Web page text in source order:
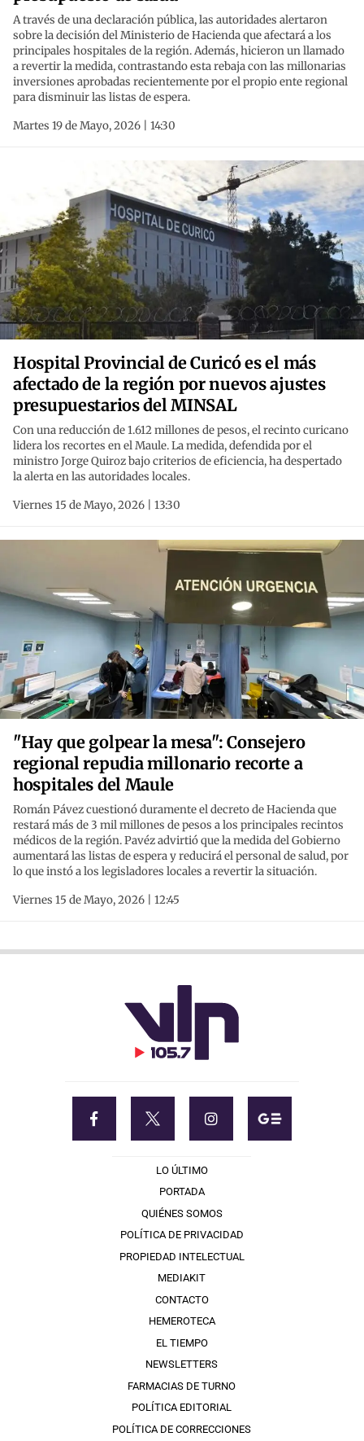
A través de una declaración pública, las autoridades alertaron
sobre la decisión del Ministerio de Hacienda que afectará a los
principales hospitales de la región. Además, hicieron un llamado
a revertir la medida, contrastando esta rebaja con las millonarias
inversiones aprobadas recientemente por el propio ente regional
para disminuir las listas de espera.
Martes 19 de Mayo, 2026 | 14:30
Hospital Provincial de Curicó es el más
afectado de la región por nuevos ajustes
presupuestarios del MINSAL
Con una reducción de 1.612 millones de pesos, el recinto curicano
lidera los recortes en el Maule. La medida, defendida por el
ministro Jorge Quiroz bajo criterios de eficiencia, ha despertado
la alerta en las autoridades locales.
Viernes 15 de Mayo, 2026 | 13:30
"Hay que golpear la mesa": Consejero
regional repudia millonario recorte a
hospitales del Maule
Román Pávez cuestionó duramente el decreto de Hacienda que
restará más de 3 mil millones de pesos a los principales recintos
médicos de la región. Pavéz advirtió que la medida del Gobierno
aumentará las listas de espera y reducirá el personal de salud, por
lo que instó a los legisladores locales a revertir la situación.
Viernes 15 de Mayo, 2026 | 12:45
LO ÚLTIMO
PORTADA
QUIÉNES SOMOS
POLÍTICA DE PRIVACIDAD
PROPIEDAD INTELECTUAL
MEDIAKIT
CONTACTO
HEMEROTECA
EL TIEMPO
NEWSLETTERS
FARMACIAS DE TURNO
POLÍTICA EDITORIAL
POLÍTICA DE CORRECCIONES